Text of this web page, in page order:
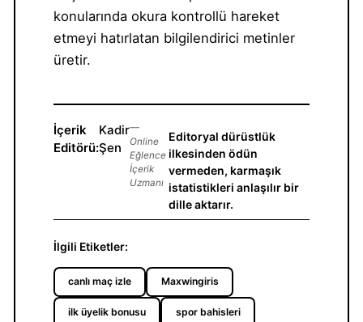
konularında okura kontrollü hareket
etmeyi hatırlatan bilgilendirici metinler
üretir.
İçerik
Editörü:
Kadir
Şen
—
Online
Eğlence
İçerik
Uzmanı
Editoryal dürüstlük
ilkesinden ödün
vermeden, karmaşık
istatistikleri anlaşılır bir
dille aktarır.
İlgili Etiketler:
canlı maç izle Maxwingiris
ilk üyelik bonusu spor bahisleri